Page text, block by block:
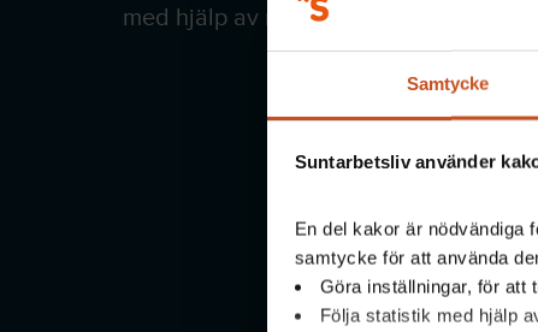
Samtycke
Suntarbetsliv använder
En del kakor är nödvändiga
samtycke för att använda
Göra inställningar, för att
Följa statistik med hjälp
med hjälp av reflektionsfrågorna.